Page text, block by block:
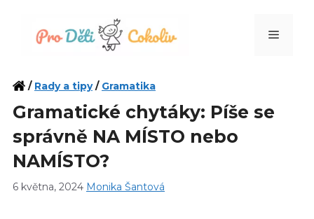
Menu
/ Rady a tipy/ Gramatika
Gramatické chytáky: Píše se
správně NA MÍSTO nebo
NAMÍSTO?
6 května, 2024 Monika Šantová